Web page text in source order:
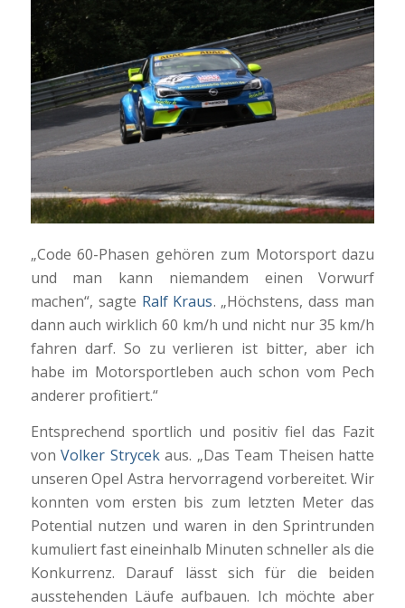
„Code 60-Phasen gehören zum Motorsport dazu
und man kann niemandem einen Vorwurf
machen“, sagte Ralf Kraus. „Höchstens, dass man
dann auch wirklich 60 km/h und nicht nur 35 km/h
fahren darf. So zu verlieren ist bitter, aber ich
habe im Motorsportleben auch schon vom Pech
anderer profitiert.“
Entsprechend sportlich und positiv fiel das Fazit
vonVolker Strycekaus. „Das Team Theisen hatte
unseren Opel Astra hervorragend vorbereitet. Wir
konnten vom ersten bis zum letzten Meter das
Potential nutzen und waren in den Sprintrunden
kumuliert fast eineinhalb Minuten schneller als die
Konkurrenz. Darauf lässt sich für die beiden
ausstehenden Läufe aufbauen. Ich möchte aber